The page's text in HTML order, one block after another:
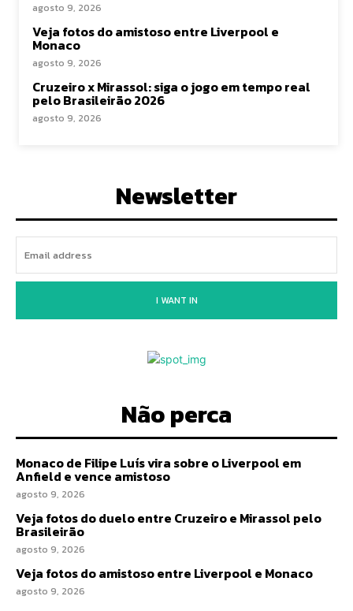
agosto 9, 2026
Veja fotos do amistoso entre Liverpool e
Monaco
agosto 9, 2026
Cruzeiro x Mirassol: siga o jogo em tempo real
pelo Brasileirão 2026
agosto 9, 2026
Newsletter
I WANT IN
Não perca
Monaco de Filipe Luís vira sobre o Liverpool em
Anfield e vence amistoso
agosto 9, 2026
Veja fotos do duelo entre Cruzeiro e Mirassol pelo
Brasileirão
agosto 9, 2026
Veja fotos do amistoso entre Liverpool e Monaco
agosto 9, 2026